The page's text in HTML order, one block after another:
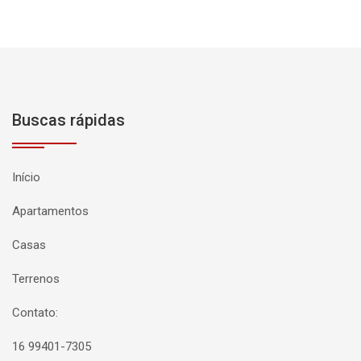
Buscas rápidas
Início
Apartamentos
Casas
Terrenos
Contato:
16 99401-7305